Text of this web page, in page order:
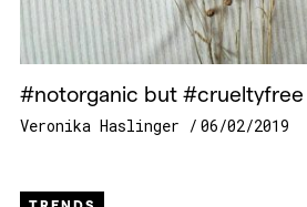
#notorganic but #crueltyfree
Veronika Haslinger 06/02/2019